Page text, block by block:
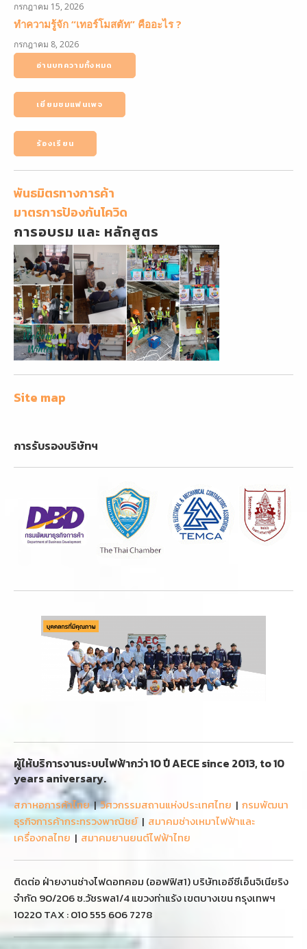
กรกฎาคม 15, 2026
ทำความรู้จัก “เทอร์โมสตัท” คืออะไร ?
กรกฎาคม 8, 2026
อ่านบทความทั้งหมด
เยี่ยมชมแฟนเพจ
ร้องเรียน
พันธมิตรทางการค้า
มาตรการป้องกันโควิด
การอบรม และ หลักสูตร
Site map
การรับรองบริษัทฯ
ผู้ให้บริการงานระบบไฟฟ้ากว่า 10 ปี AECE since 2013, to 10
years aniversary.
สภาหอการค้าไทย|วิศวกรรมสถานแห่งประเทศไทย | กรมพัฒนา
ธุรกิจการค้ากระทรวงพาณิชย์| สมาคมช่างเหมาไฟฟ้าและ
เครื่องกลไทย | สมาคมยานยนต์ไฟฟ้าไทย
ติดต่อ ฝ่ายงานช่างไฟดอทคอม (ออฟฟิส1) บริษัทเออีซีเอ็นจิเนียริง
จำกัด 90/206 ซ.วัชรพล1/4 แขวงท่าแร้ง เขตบางเขน กรุงเทพฯ
10220 TAX : 010 555 606 7278